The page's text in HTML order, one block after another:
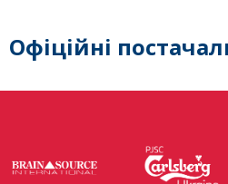
Офіційні